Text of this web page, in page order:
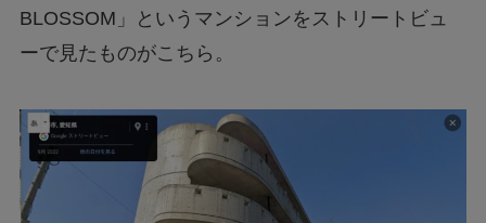
BLOSSOM」というマンションをストリートビュ
ーで見たものがこちら。